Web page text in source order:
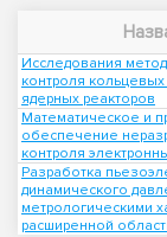
Исследования
контроля
ядерных реакторов
Математическое и
обеспечение
контроля
Разработка
динамического
метрологическими
расширенной